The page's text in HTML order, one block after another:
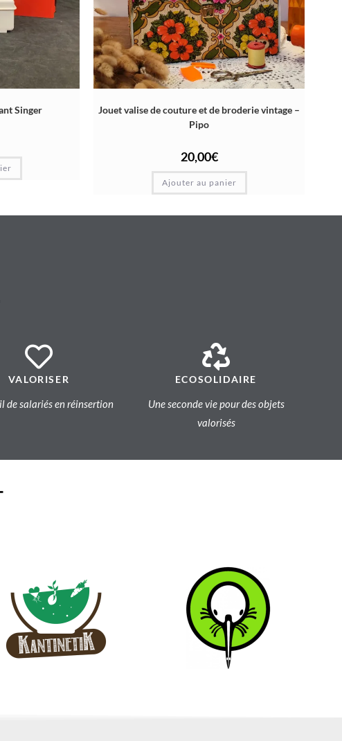
Singer
Jouet valise de couture et de broderie vintage –
Pipo
20,00€
Ajouter au panier
VALORISER
de salariés en réinsertion
ECOSOLIDAIRE
Une seconde vie pour des objets
valorisés